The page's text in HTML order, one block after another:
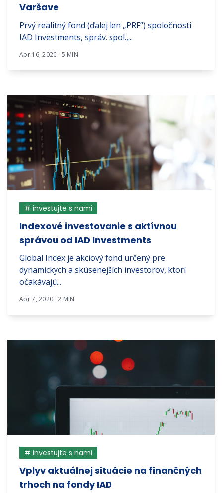
Varšave
Prvý realitný fond (ďalej len „PRF“) spoločnosti
IAD Investments, správ. spol.,...
Apr 16, 2020 · 5 MIN
# investujte s nami
Indexové investovanie s aktívnou
správou od IAD Investments
Global Index je akciový fond určený pre
dynamických a skúsenejších investorov, ktorí
očakávajú...
Apr 7, 2020 · 2 MIN
# investujte s nami
Vplyv aktuálnej situácie na finančných
trhoch na fondy IAD